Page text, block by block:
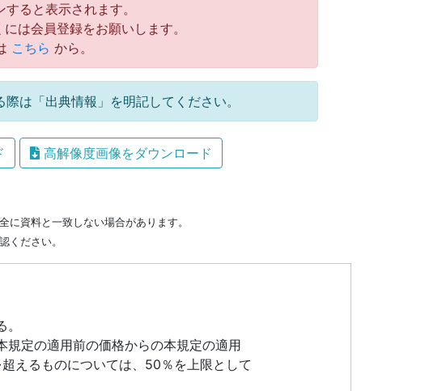
ると表示されます。
は会員登録をお願いします。
こちら から。
は「出典情報」を明記してください。
高解像度画像をダウンロード
に資料と一致しない場合があります。
ください。
規定の適用前の価格からの本規定の適用
えるものについては、50％を上限として